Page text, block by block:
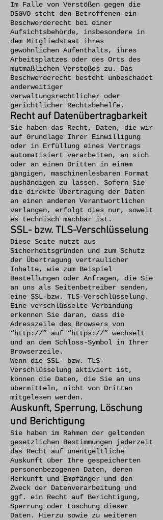
Im Falle von Verstößen gegen die
DSGVO steht den Betroffenen ein
Beschwerderecht bei einer
Aufsichtsbehörde, insbesondere in
dem Mitgliedstaat ihres
gewöhnlichen Aufenthalts, ihres
Arbeitsplatzes oder des Orts des
mutmaßlichen Verstoßes zu. Das
Beschwerderecht besteht unbeschadet
anderweitiger
verwaltungsrechtlicher oder
gerichtlicher Rechtsbehelfe.
Recht auf Datenübertragbarkeit
Sie haben das Recht, Daten, die wir
auf Grundlage Ihrer Einwilligung
oder in Erfüllung eines Vertrags
automatisiert verarbeiten, an sich
oder an einen Dritten in einem
gängigen, maschinenlesbaren Format
aushändigen zu lassen. Sofern Sie
die direkte Übertragung der Daten
an einen anderen Verantwortlichen
verlangen, erfolgt dies nur, soweit
es technisch machbar ist.
SSL- bzw. TLS-Verschlüsselung
Diese Seite nutzt aus
Sicherheitsgründen und zum Schutz
der Übertragung vertraulicher
Inhalte, wie zum Beispiel
Bestellungen oder Anfragen, die Sie
an uns als Seitenbetreiber senden,
eine SSL-bzw. TLS-Verschlüsselung.
Eine verschlüsselte Verbindung
erkennen Sie daran, dass die
Adresszeile des Browsers von
“http://” auf “https://” wechselt
und an dem Schloss-Symbol in Ihrer
Browserzeile.
Wenn die SSL- bzw. TLS-
Verschlüsselung aktiviert ist,
können die Daten, die Sie an uns
übermitteln, nicht von Dritten
mitgelesen werden.
Auskunft, Sperrung, Löschung
und Berichtigung
Sie haben im Rahmen der geltenden
gesetzlichen Bestimmungen jederzeit
das Recht auf unentgeltliche
Auskunft über Ihre gespeicherten
personenbezogenen Daten, deren
Herkunft und Empfänger und den
Zweck der Datenverarbeitung und
ggf. ein Recht auf Berichtigung,
Sperrung oder Löschung dieser
Daten. Hierzu sowie zu weiteren